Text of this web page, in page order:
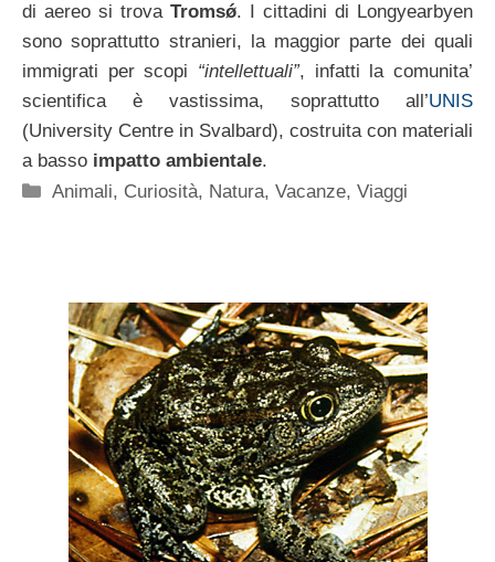
di aereo si trova Tromsǿ. I cittadini di Longyearbyen
sono soprattutto stranieri, la maggior parte dei quali
immigrati per scopi “intellettuali”, infatti la comunita’
scientifica è vastissima, soprattutto all’UNIS
(University Centre in Svalbard), costruita con materiali
a basso impatto ambientale.
Categorie
Animali, Curiosità, Natura,Vacanze,Viaggi